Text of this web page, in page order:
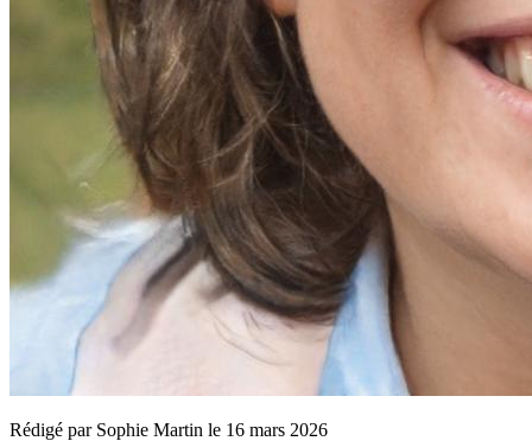
Rédigé par Sophie Martin le 16 mars 2026